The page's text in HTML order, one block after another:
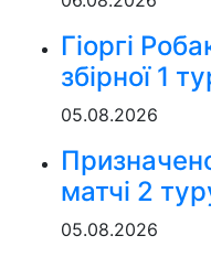
Гіоргі
збірної 1
05.08.2026
матчі 2
05.08.2026